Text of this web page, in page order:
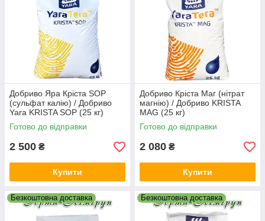
Добриво Яра Кріста SOP
(сульфат калію) / Добриво
Yara KRISTA SOP (25 кг)
Готово до відправки
2 500 ₴
Купити
Добриво Кріста Маг (нітрат
магнію) / Добриво KRISTA
MAG (25 кг)
Готово до відправки
2 080 ₴
Купити
Безкоштовна доставка Безкоштовна доставка